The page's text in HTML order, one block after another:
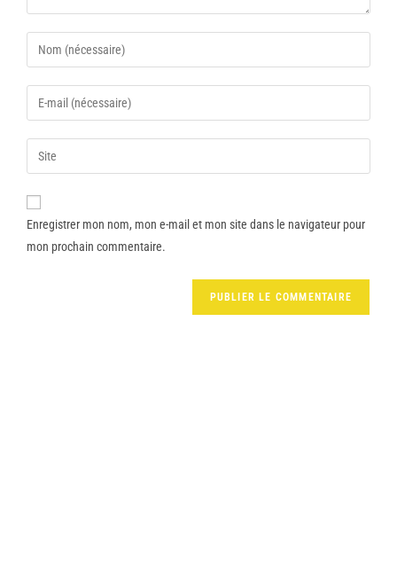
Enregistrer mon nom, mon e-mail et mon site dans le navigateur pour
mon prochain commentaire.